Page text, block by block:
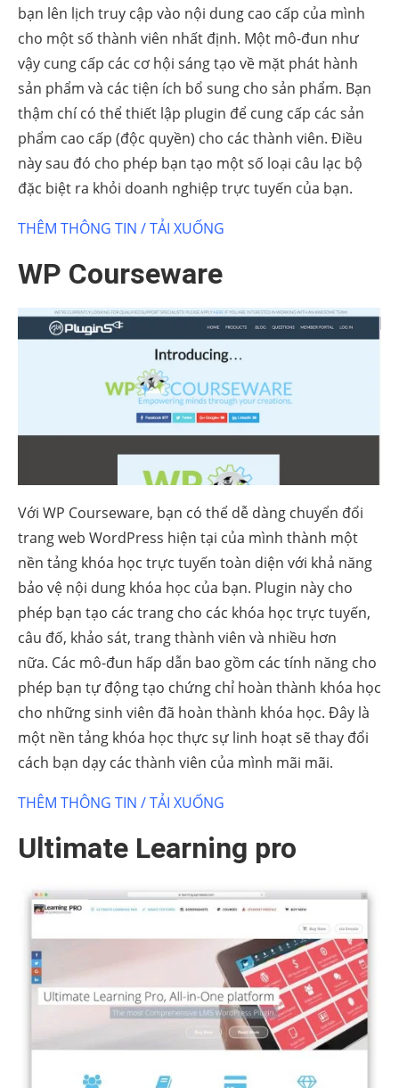
bạn lên lịch truy cập vào nội dung cao cấp của mình
cho một số thành viên nhất định. Một mô-đun như
vậy cung cấp các cơ hội sáng tạo về mặt phát hành
sản phẩm và các tiện ích bổ sung cho sản phẩm. Bạn
thậm chí có thể thiết lập plugin để cung cấp các sản
phẩm cao cấp (độc quyền) cho các thành viên. Điều
này sau đó cho phép bạn tạo một số loại câu lạc bộ
đặc biệt ra khỏi doanh nghiệp trực tuyến của bạn.
THÊM THÔNG TIN / TẢI XUỐNG
WP Courseware
Với WP Courseware, bạn có thể dễ dàng chuyển đổi
trang web WordPress hiện tại của mình thành một
nền tảng khóa học trực tuyến toàn diện với khả năng
bảo vệ nội dung khóa học của bạn. Plugin này cho
phép bạn tạo các trang cho các khóa học trực tuyến,
câu đố, khảo sát, trang thành viên và nhiều hơn
nữa. Các mô-đun hấp dẫn bao gồm các tính năng cho
phép bạn tự động tạo chứng chỉ hoàn thành khóa học
cho những sinh viên đã hoàn thành khóa học. Đây là
một nền tảng khóa học thực sự linh hoạt sẽ thay đổi
cách bạn dạy các thành viên của mình mãi mãi.
THÊM THÔNG TIN / TẢI XUỐNG
Ultimate Learning pro